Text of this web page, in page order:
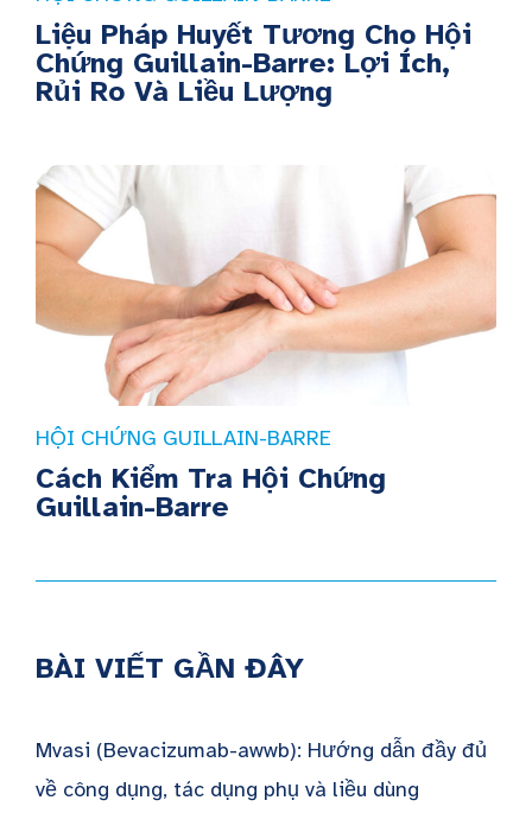
Liệu Pháp Huyết Tương Cho Hội
Chứng Guillain-Barre: Lợi Ích,
Rủi Ro Và Liều Lượng
HỘI CHỨNG GUILLAIN-BARRE
Cách Kiểm Tra Hội Chứng
Guillain-Barre
BÀI VIẾT GẦN ĐÂY
Mvasi (Bevacizumab-awwb): Hướng dẫn đầy đủ
về công dụng, tác dụng phụ và liều dùng